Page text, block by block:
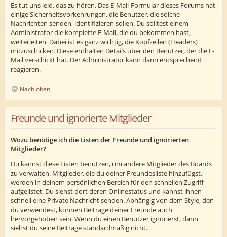
Es tut uns leid, das zu hören. Das E-Mail-Formular dieses Forums hat
einige Sicherheitsvorkehrungen, die Benutzer, die solche
Nachrichten senden, identifizieren sollen. Du solltest einem
Administrator die komplette E-Mail, die du bekommen hast,
weiterleiten. Dabei ist es ganz wichtig, die Kopfzeilen (Headers)
mitzuschicken. Diese enthalten Details über den Benutzer, der die E-
Mail verschickt hat. Der Administrator kann dann entsprechend
reagieren.
Nach oben
Freunde und ignorierte Mitglieder
Wozu benötige ich die Listen der Freunde und ignorierten
Mitglieder?
Du kannst diese Listen benutzen, um andere Mitglieder des Boards
zu verwalten. Mitglieder, die du deiner Freundesliste hinzufügst,
werden in deinem persönlichen Bereich für den schnellen Zugriff
aufgelistet. Du siehst dort deren Onlinestatus und kannst ihnen
schnell eine Private Nachricht senden. Abhängig von dem Style, den
du verwendest, können Beiträge deiner Freunde auch
hervorgehoben sein. Wenn du einen Benutzer ignorierst, dann
siehst du seine Beiträge standardmäßig nicht.